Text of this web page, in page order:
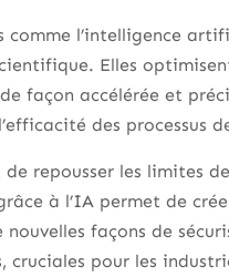
comme l’intelligence
Elles
façon accélérée et
des processus
repousser les limites
à l’IA permet de
façons de
pour les